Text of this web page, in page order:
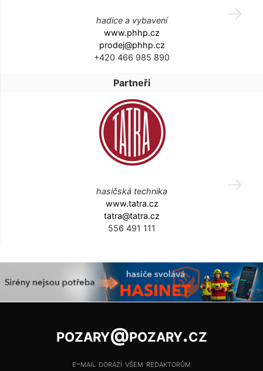
hadice a vybavení
www.phhp.cz
prodej@phhp.cz
+420 466 985 890
Partneři
hasičská technika
www.tatra.cz
tatra@tatra.cz
556 491 111
pozary@pozary.cz
e-mail dorazí všem redaktorům